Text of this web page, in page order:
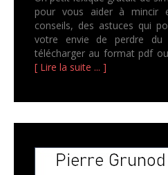
pour vous aider à mincir
conseils, des astuces qui
votre envie de perdre
télécharger au format pdf
[ Lire la suite ... ]